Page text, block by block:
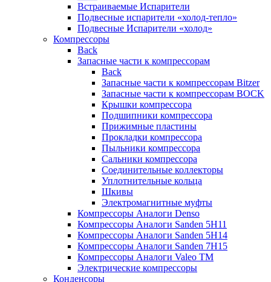
Встраиваемые Испарители
Подвесные испарители «холод-тепло»
Подвесные Испарители «холод»
Компрессоры
Back
Запасные части к компрессорам
Back
Запасные части к компрессорам Bitzer
Запасные части к компрессорам BOCK
Крышки компрессора
Подшипники компрессора
Прижимные пластины
Прокладки компрессора
Пыльники компрессора
Сальники компрессора
Соединительные коллекторы
Уплотнительные кольца
Шкивы
Электромагнитные муфты
Компрессоры Аналоги Denso
Компрессоры Аналоги Sanden 5H11
Компрессоры Аналоги Sanden 5H14
Компрессоры Аналоги Sanden 7H15
Компрессоры Аналоги Valeo ТМ
Электрические компрессоры
Конденсоры